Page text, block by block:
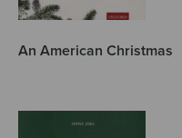
An American Christmas